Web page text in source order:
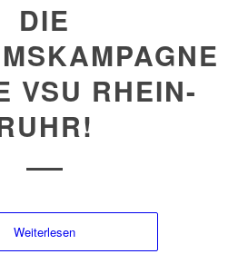
DIE
VSU RHEIN-
Weiterlesen